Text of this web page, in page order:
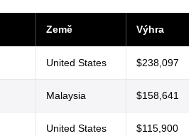
Země Výhra
United States $238,097
Malaysia $158,641
United States $115,900